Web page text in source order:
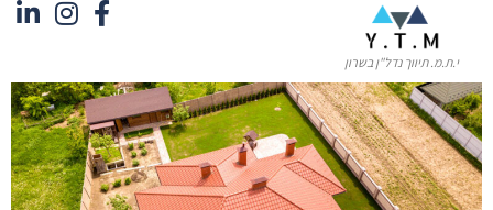
י.ת.מ. תיווך נדל"ן בשרון